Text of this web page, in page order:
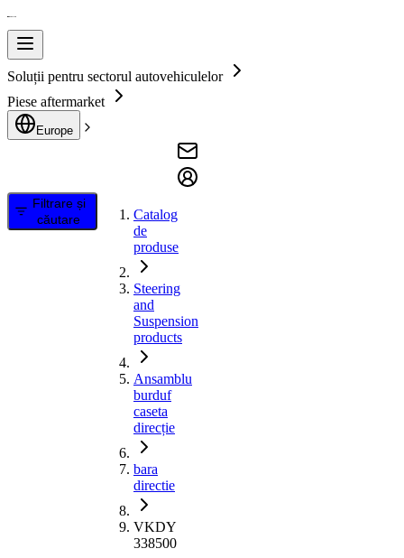
Soluții pentru sectorul autovehiculelor
Piese aftermarket
Europe
Filtrare și
căutare
Catalog
de
produse
Steering
and
Suspension
products
Ansamblu
burduf
caseta
direcție
bara
directie
VKDY
338500